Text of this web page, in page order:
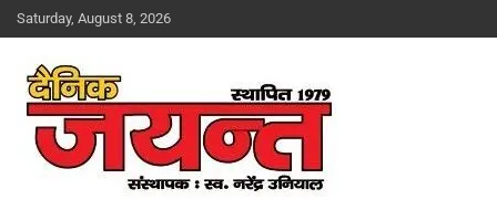
Skip
to
Saturday, August 8, 2026